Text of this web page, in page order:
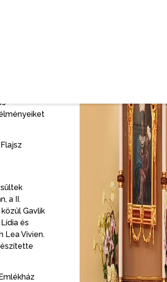
az író
a II.
Gavlik
és
Lea Vivien.